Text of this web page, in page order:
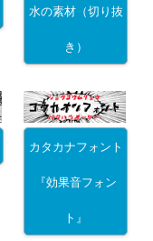
水の素材（切り抜
き）
カタカナフォント
『効果音フォン
ト』